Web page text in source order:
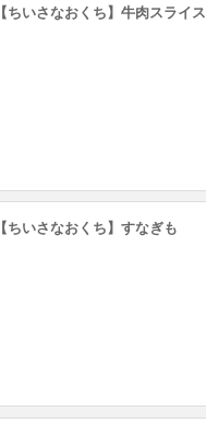
【ちいさなおくち】牛肉スライス
【ちいさなおくち】すなぎも